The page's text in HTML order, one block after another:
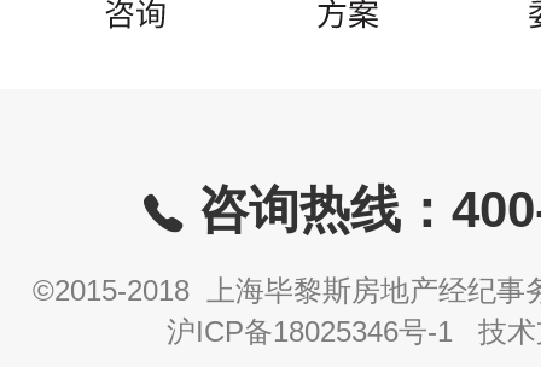
咨询热线：
©2015-2018 上海毕黎斯房地产经纪事
沪ICP备18025346号-1 技术